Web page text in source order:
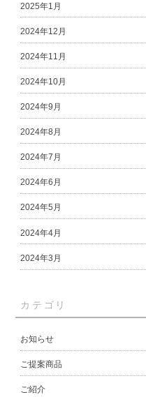
2025年1月
2024年12月
2024年11月
2024年10月
2024年9月
2024年8月
2024年7月
2024年6月
2024年5月
2024年4月
2024年3月
カテゴリ
お知らせ
ご提案商品
ご紹介